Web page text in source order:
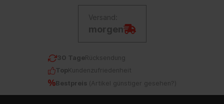
Versand:
morgen
30 TageRücksendung
TopKundenzufriedenheit
Bestpreis ( Artikel günstiger gesehen? )